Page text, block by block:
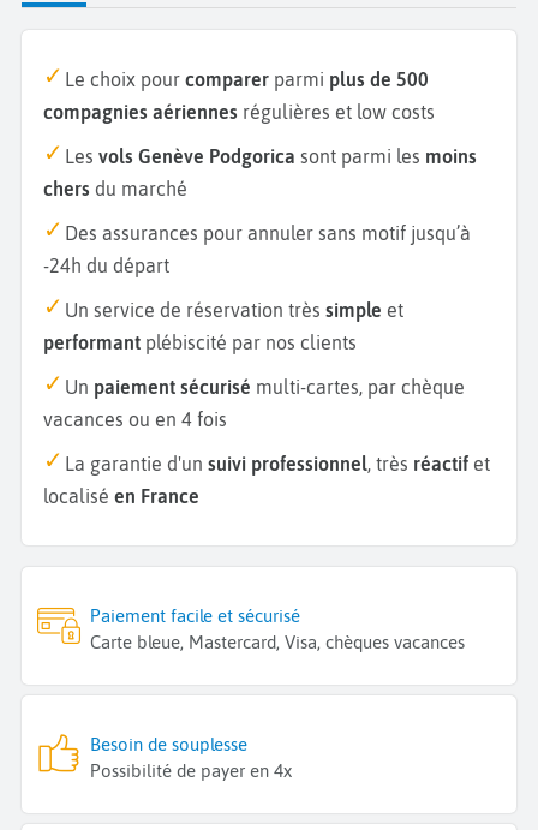
Le choix pour comparer parmi plus de 500
compagnies aériennes régulières et low costs
Les vols Genève Podgorica sont parmi les moins
chers du marché
Des assurances pour annuler sans motif jusqu’à
-24h du départ
Un service de réservation très simple et
performant plébiscité par nos clients
Un paiement sécurisé multi-cartes, par chèque
vacances ou en 4 fois
La garantie d'un suivi professionnel , très réactif et
localisé en France
Paiement facile et sécurisé
Carte bleue, Mastercard, Visa, chèques vacances
Besoin de souplesse
Possibilité de payer en 4x